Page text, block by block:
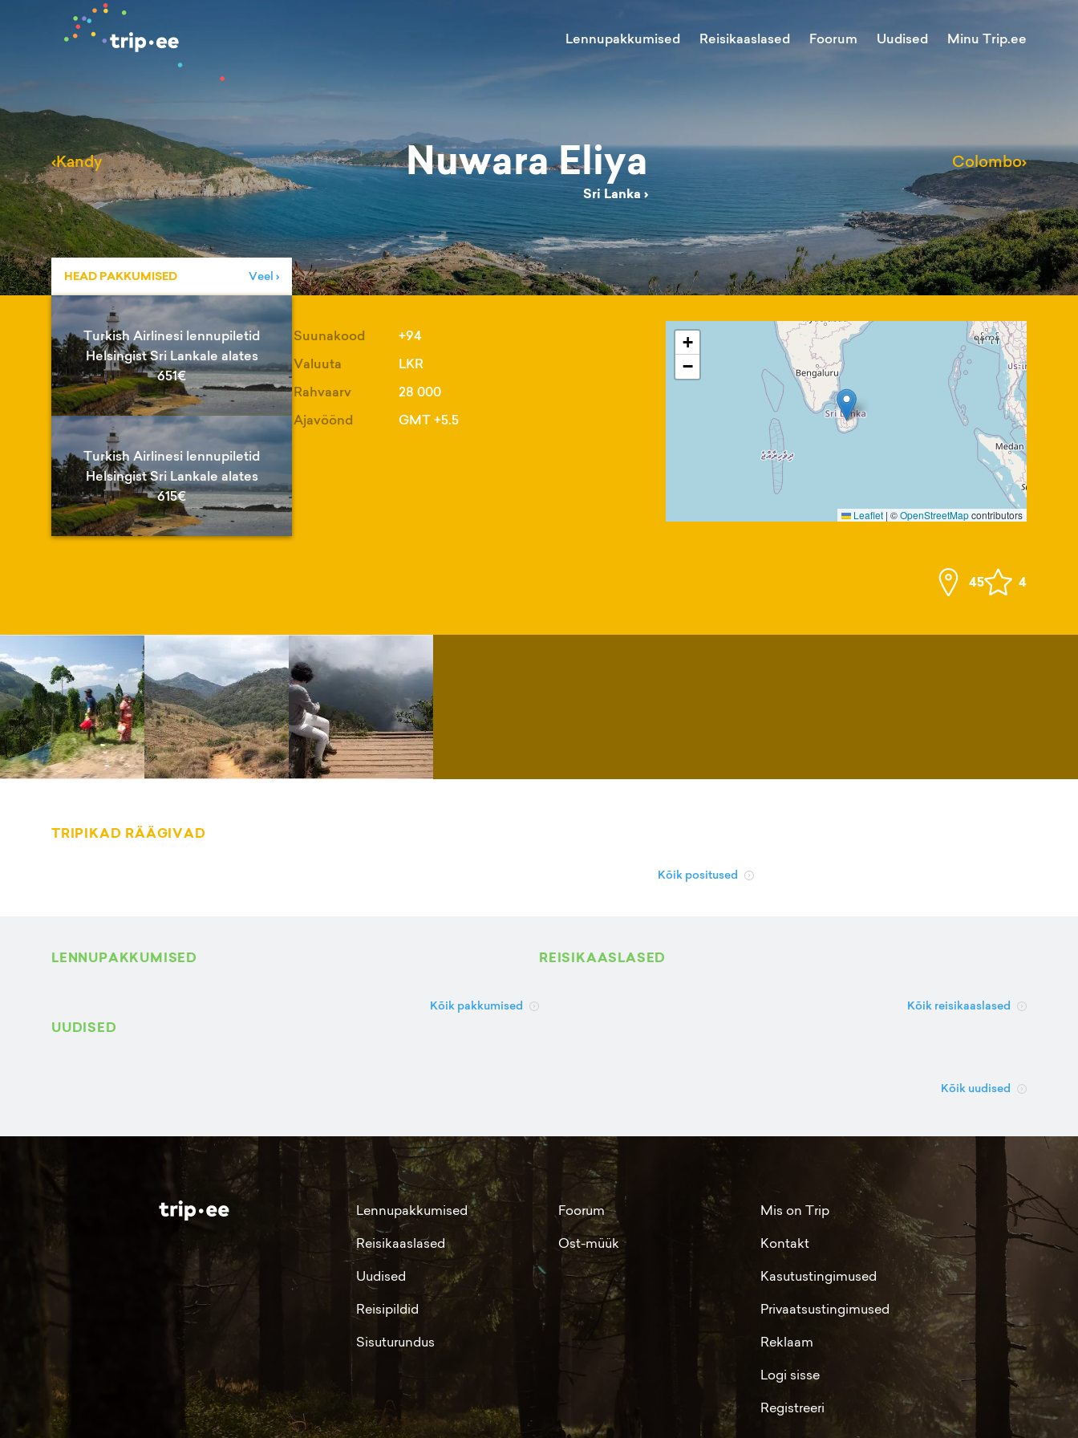
Lennupakkumised Reisikaaslased Foorum Uudised Minu Trip.ee
‹Kandy Nuwara Eliya
Sri Lanka ›
Colombo›
HEAD PAKKUMISED Veel ›
Turkish Airlinesi lennupiletid
Helsingist Sri Lankale alates
651€
Turkish Airlinesi lennupiletid
Helsingist Sri Lankale alates
615€
Suunakood
+94
Valuuta
LKR
Rahvaarv
28 000
Ajavöönd
GMT +5.5
+
−
Leaflet | ©OpenStreetMapcontributors
45 4
TRIPIKAD RÄÄGIVAD
Kõik positused
LENNUPAKKUMISED
Kõik pakkumised
REISIKAASLASED
Kõik reisikaaslased
UUDISED
Kõik uudised
Lennupakkumised
Reisikaaslased
Uudised
Reisipildid
Sisuturundus
Foorum
Ost-müük
Mis on Trip
Kontakt
Kasutustingimused
Privaatsustingimused
Reklaam
Logi sisse
Registreeri